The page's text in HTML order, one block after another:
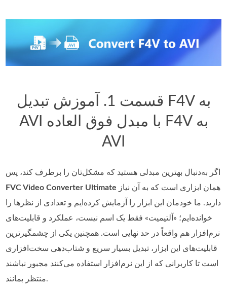
قسمت 1. آموزش تبدیل F4V به
AVI با مبدل فوق العاده F4V به
AVI
اگر به‌دنبال بهترین مبدلی هستید که مشکل‌تان را برطرف کند، پس
FVC Video Converter Ultimate
دارید. ما خودمان این ابزار را آزمایش کرده‌ایم و تعدادی از نظرها را
خوانده‌ایم؛ «آلتیمیت» فقط یک اسم نیست، عملکرد و قابلیت‌های
نرم‌افزار هم واقعاً در حد نهایی است. همچنین یکی از چشمگیرترین
قابلیت‌های این ابزار، تبدیل بسیار سریع و شتاب‌دهی سخت‌افزاری
است تا کاربرانی که از این نرم‌افزار استفاده می‌کنند مجبور نباشند
منتظر بمانند.